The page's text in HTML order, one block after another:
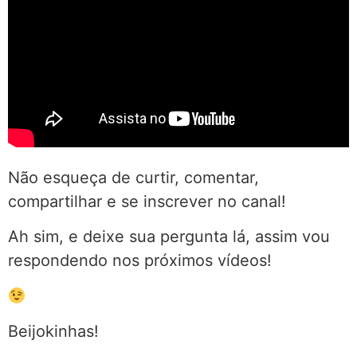
Não esqueça de curtir, comentar,
compartilhar e se inscrever no canal!
Ah sim, e deixe sua pergunta lá, assim vou
respondendo nos próximos vídeos!
Beijokinhas!